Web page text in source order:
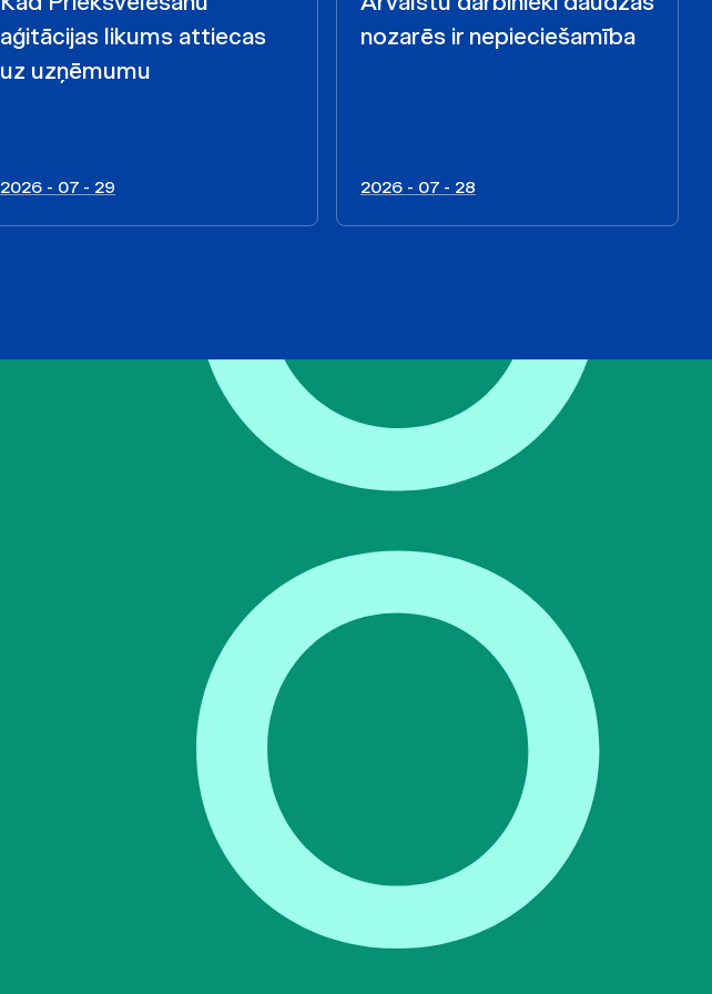
aģitācijas likums attiecas
uz uzņēmumu
2026 - 07 - 29
nozarēs ir nepieciešamība
2026 - 07 - 28